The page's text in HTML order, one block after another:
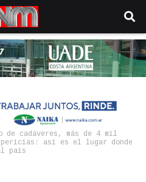
de cadáveres, más de 4 mil
así es el lugar donde
país